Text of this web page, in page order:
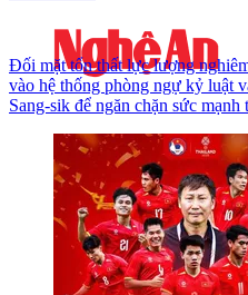
Đối mặt tổn thất lực lượng
vào hệ thống phòng ngự kỷ luật
Sang-sik để ngăn chặn sức